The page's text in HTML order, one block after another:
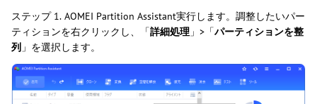
ステップ 1. AOMEI Partition Assistant実行します。調整したいパー
ティションを右クリックし、「詳細処理 」>「パーティションを整
列 」を選択します。